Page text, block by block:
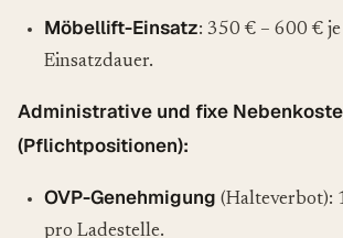
Möbellift-Einsatz: 350 € – 600 €
Einsatzdauer.
Administrative und fixe
(Pflichtpositionen):
OVP-Genehmigung (Halteverbot):
pro Ladestelle.